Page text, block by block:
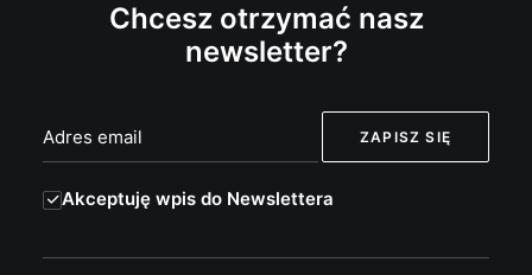
Chcesz otrzymać nasz
newsletter?
Akceptuję wpis do Newslettera